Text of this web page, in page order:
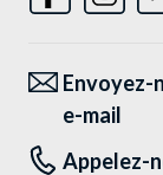
Envoyez-
e-mail
Appelez-